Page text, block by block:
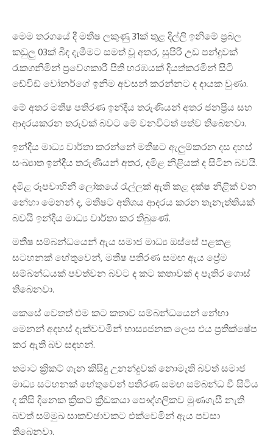
මෙම තරගයේ දී මතීෂ ලකුණු 31ක් තුළ දිල්ලි ඉනිමේ ප්‍රබල
කඩුලු 03ක් බිඳ දැමීමට සමත් වූ අතර, සුපිරි උඩ පන්දුවක්
රැකගනිමින් ප්‍රවේගකාරී පිති හරඹයක් දියත්කරමින් සිටි
ඩේවිඩ් වෝනර්ගේ ඉනිම අවසන් කරන්නට ද දායක වුණා.
මේ අතර මතීෂ පතිරණ ඉන්දීය තරුණියන් අතර ජනප්‍රිය සහ
ආදරයකරන තරුවක් බවට මේ වනවිටත් පත්ව තිබෙනවා.
ඉන්දීය මාධ්‍ය වාර්තා කරන්නේ මතීෂට ඇලුම්කරන දස දහස්
සංඛ්‍යාත ඉන්දීය තරුණියන් අතර, දමිළ නිළියක් ද සිටින බවයි.
දමිළ රූපවාහිනී ලෝකයේ රැල්ලක් ඇති කළ දක්ෂ නිළික් වන
නේහා මෙනන් ද, මතීෂට අතිශය ආදරය කරන තැනැත්තියක්
බවයි ඉන්දීය මාධ්‍ය වාර්තා කර තිබුණේ.
මතීෂ සම්බන්ධයෙන් ඇය සමාජ මාධ්‍ය ඔස්සේ පළකළ
සටහනක් හේතුවෙන්, මතීෂ පතිරණ සමඟ ඇය ප්‍රේම
සම්බන්ධයක් පවත්වන බවට ද කට කතාවක් ද පැතිර ගොස්
තිබෙනවා.
කෙසේ වෙතත් එම කට කතාව සම්බන්ධයෙන් නේහා
මෙනන් අදහස් දැක්වවමින් හාස්‍යජනක ලෙස එය ප්‍රතික්ෂේප
කර ඇති බව සඳහන්.
තමාට ක්‍රිකට් ගැන කිසිදු උනන්දුවක් නොමැති බවත් සමාජ
මාධ්‍ය සටහනක් හේතුවෙන් පතිරණ සමඟ සම්බන්ධ වී සිටිය
ද කිසි දිනෙක ක්‍රිකට් ක්‍රීඩකයා පෞද්ගලිකව මුණගැසී නැති
බවත් සම්මුඛ සාකච්ඡාවකට එක්වෙමින් ඇය පවසා
තිබෙනවා.